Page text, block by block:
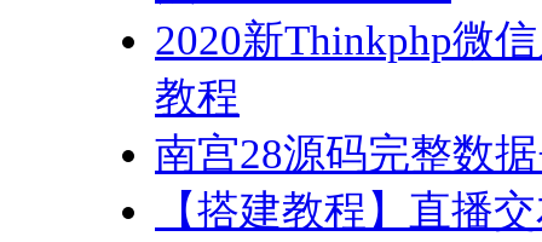
2020新Thinkphp微
教程
南宫28源码完整数
【搭建教程】直播